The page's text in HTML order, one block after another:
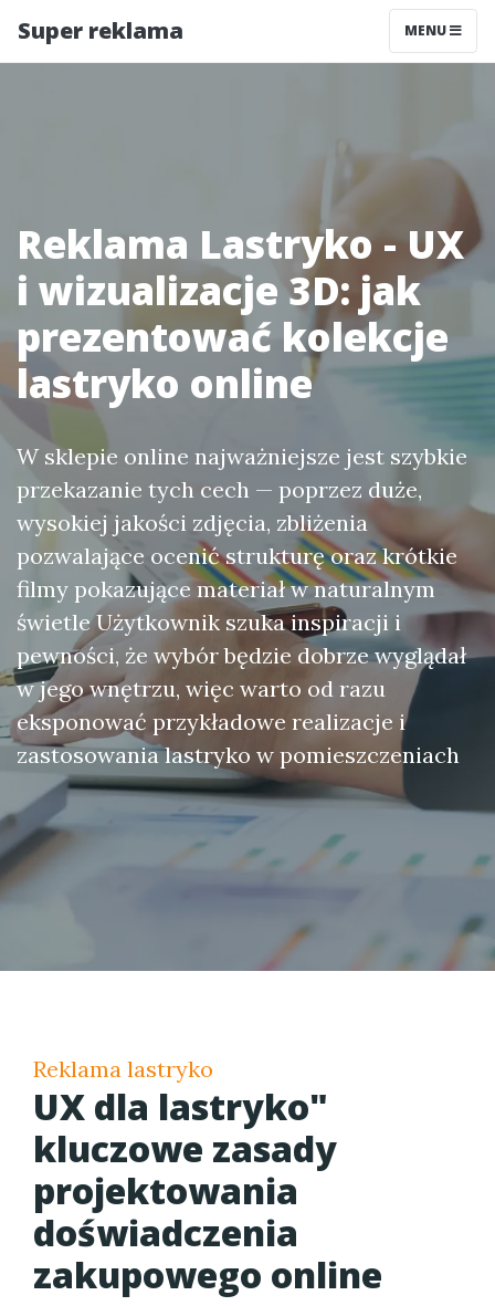
Super reklama MENU
Reklama Lastryko - UX
i wizualizacje 3D: jak
prezentować kolekcje
lastryko online
W sklepie online najważniejsze jest szybkie
przekazanie tych cech — poprzez duże,
wysokiej jakości zdjęcia, zbliżenia
pozwalające ocenić strukturę oraz krótkie
filmy pokazujące materiał w naturalnym
świetle Użytkownik szuka inspiracji i
pewności, że wybór będzie dobrze wyglądał
w jego wnętrzu, więc warto od razu
eksponować przykładowe realizacje i
zastosowania lastryko w pomieszczeniach
Reklama lastryko
UX dla lastryko"
kluczowe zasady
projektowania
doświadczenia
zakupowego online